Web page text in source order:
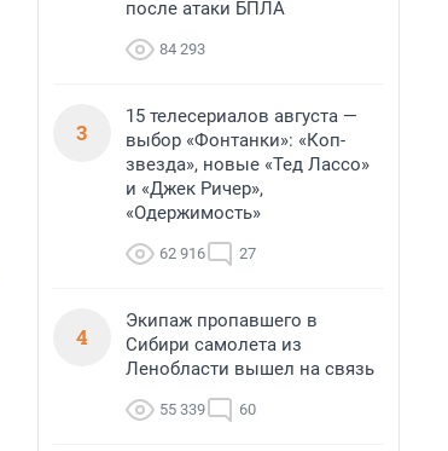
после атаки БПЛА
84 293
3
15 телесериалов августа —
выбор «Фонтанки»: «Коп-
звезда», новые «Тед Лассо»
и «Джек Ричер»,
«Одержимость»
62 916 27
4
Экипаж пропавшего в
Сибири самолета из
Ленобласти вышел на связь
55 339 60